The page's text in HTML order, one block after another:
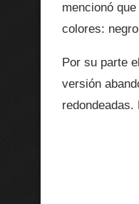
mencionó
colores:
Por su parte
versión